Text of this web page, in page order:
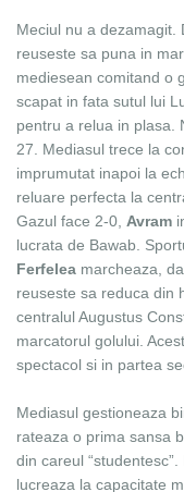
Meciul nu a dezamagit.
reuseste sa puna in
mediesean comitand o
scapat in fata sutul lui
pentru a relua in plasa.
27. Mediasul trece la
imprumutat inapoi la
reluare perfecta la
Gazul face 2-0, Avram
lucrata de Bawab.
Ferfelea marcheaza,
reuseste sa reduca din
centralul Augustus
marcatorul golului.
spectacol si in partea
Mediasul gestioneaza
rateaza o prima sansa
din careul
lucreaza la capacitate